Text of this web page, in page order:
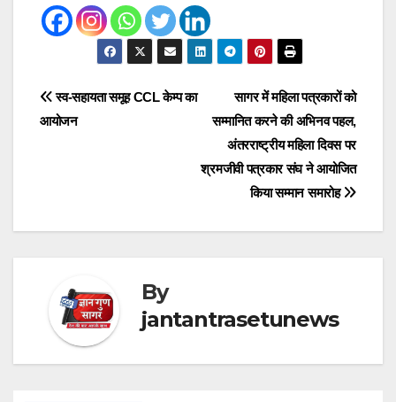
Post
सागर में महिला पत्रकारों को
सम्मानित करने की अभिनव पहल,
अंतरराष्ट्रीय महिला दिवस पर
श्रमजीवी पत्रकार संघ ने आयोजित
किया सम्मान समारोह
स्व-सहायता समूह CCL केम्प का
आयोजन
By
jantantrasetunews